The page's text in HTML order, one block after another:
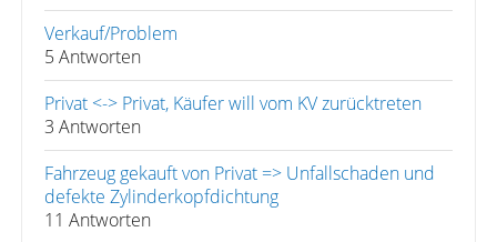
Verkauf/Problem
5 Antworten
Privat <-> Privat, Käufer will vom KV zurücktreten
3 Antworten
Fahrzeug gekauft von Privat => Unfallschaden und
defekte Zylinderkopfdichtung
11 Antworten